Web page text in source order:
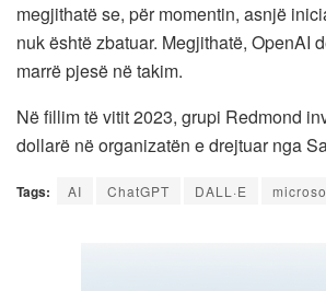
megjithatë se, për momentin, asnjë
nuk është zbatuar. Megjithatë, OpenAI
marrë pjesë në takim.
Në fillim të vitit 2023, grupi Redmond
dollarë në organizatën e drejtuar nga
Tags: AI ChatGPT DALL·E